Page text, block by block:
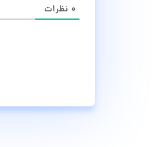
۰ نظرات